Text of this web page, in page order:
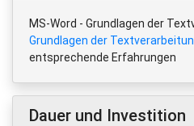
MS-Word - Grundlagen der
Grundlagen der
entsprechende Erfahrungen
Dauer und Investition